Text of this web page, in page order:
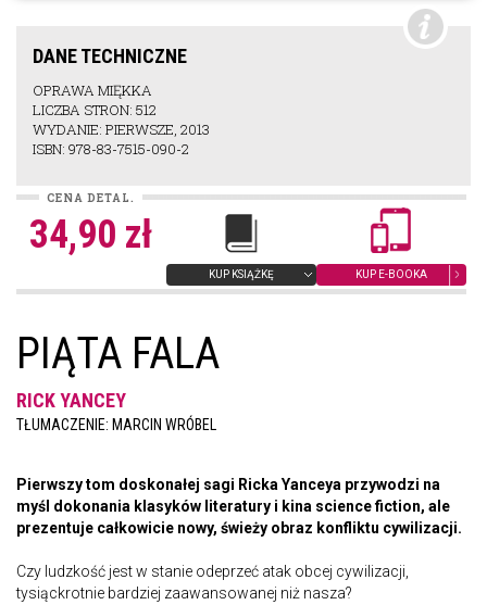
DANE TECHNICZNE
OPRAWA MIĘKKA
LICZBA STRON: 512
WYDANIE: PIERWSZE, 2013
ISBN: 978-83-7515-090-2
CENA DETAL.
34,90 zł
KUP KSIĄŻKĘ KUP E-BOOKA
PIĄTA FALA
RICK YANCEY
TŁUMACZENIE: MARCIN WRÓBEL
Pierwszy tom doskonałej sagi Ricka Yanceya przywodzi na
myśl dokonania klasyków literatury i kina science fiction, ale
prezentuje całkowicie nowy, świeży obraz konfliktu cywilizacji.
Czy ludzkość jest w stanie odeprzeć atak obcej cywilizacji,
tysiąckrotnie bardziej zaawansowanej niż nasza?